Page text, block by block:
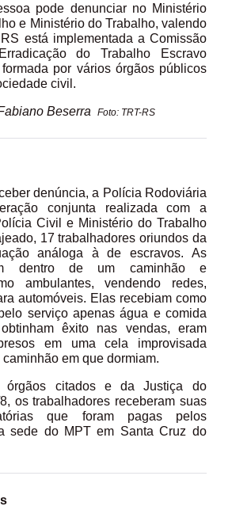
pode denunciar no Ministério
e Ministério do Trabalho, valendo
está implementada a Comissão
do Trabalho Escravo
por vários órgãos públicos
civil.
BeserraFoto: TRT-RS
denúncia, a Polícia Rodoviária
conjunta realizada com a
Civil e Ministério do Trabalho
17 trabalhadores oriundos da
análoga à de escravos. As
dentro de um caminhão e
ambulantes, vendendo redes,
automóveis. Elas recebiam como
serviço apenas água e comida
êxito nas vendas, eram
em uma cela improvisada
em que dormiam.
órgãos citados e da Justiça do
os trabalhadores receberam suas
que foram pagas pelos
sede do MPT em Santa Cruz do